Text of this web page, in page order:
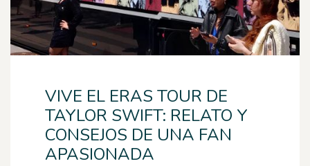
VIVE EL ERAS TOUR DE
TAYLOR SWIFT: RELATO Y
CONSEJOS DE UNA FAN
APASIONADA